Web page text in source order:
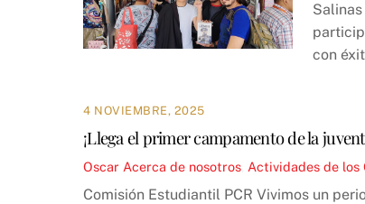
con
4 NOVIEMBRE, 2025
¡Llega el primer campamento de la
Oscar Acerca de nosotros Actividades de los
Comisión Estudiantil PCR Vivimos un